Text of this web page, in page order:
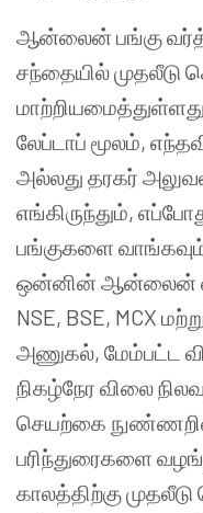
ஆன்லைன் பங்கு
சந்தையில் முதலீடு
லேப்டாப் மூலம்,
அல்லது தரகர்
எங்கிருந்தும்,
பங்குகளை வாங்கவும்
ஒன்னின் ஆன்லைன்
NSE, BSE, MCX
அணுகல், மேம்பட்ட
நிகழ்நேர விலை
செயற்கை
பரிந்துரைகளை
காலத்திற்கு முதலீடு